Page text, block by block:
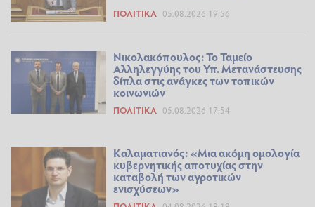
ΠΟΛΙΤΙΚΆ 05.08.2026 19:56
Νικολακόπουλος: Το Ταμείο
Αλληλεγγύης του Υπ. Μετανάστευσης
δίπλα στις ανάγκες των τοπικών
κοινωνιών
ΠΟΛΙΤΙΚΆ 05.08.2026 17:54
Καλαματιανός: «Μια ακόμη ομολογία
κυβερνητικής αποτυχίας στην
καταβολή των αγροτικών
ενισχύσεων»